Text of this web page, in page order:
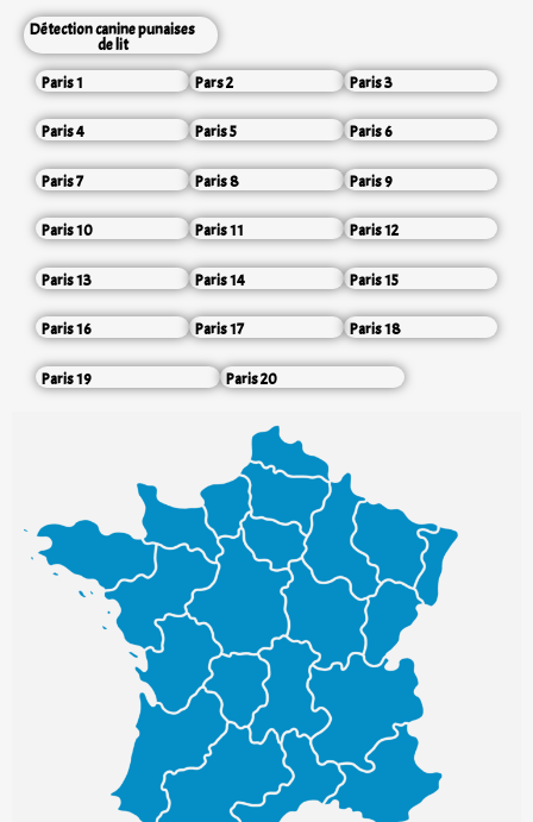
Détection canine punaises
de lit
Paris 1
Pars 2 Paris 3
Paris 4 Paris 5 Paris 6
Paris 7 Paris 8 Paris 9
Paris 10 Paris 11 Paris 12
Paris 13 Paris 14 Paris 15
Paris 16 Paris 17 Paris 18
Paris 19 Paris 20